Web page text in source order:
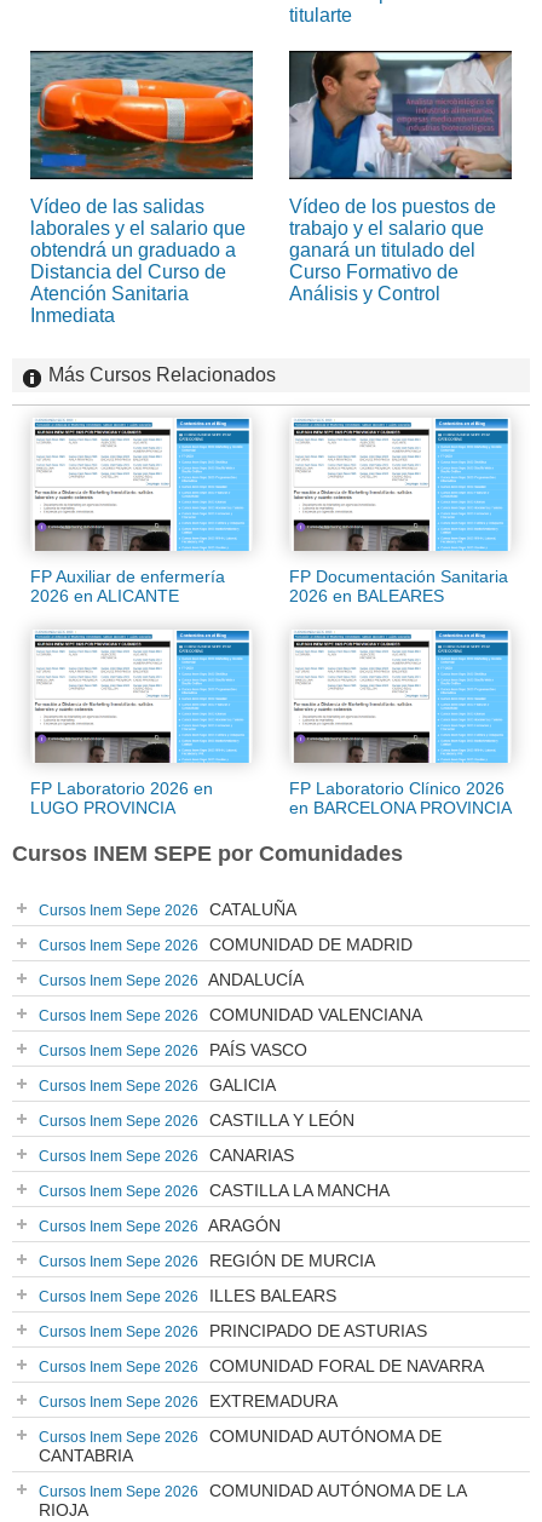
titularte
Vídeo de las salidas
laborales y el salario que
obtendrá un graduado a
Distancia del Curso de
Atención Sanitaria
Inmediata
Vídeo de los puestos de
trabajo y el salario que
ganará un titulado del
Curso Formativo de
Análisis y Control
Más Cursos Relacionados
FP Auxiliar de enfermería
2026 en ALICANTE
FP Documentación Sanitaria
2026 en BALEARES
FP Laboratorio 2026 en
LUGO PROVINCIA
FP Laboratorio Clínico 2026
en BARCELONA PROVINCIA
Cursos INEM SEPE por Comunidades
Cursos Inem Sepe 2026 CATALUÑA
Cursos Inem Sepe 2026 COMUNIDAD DE MADRID
Cursos Inem Sepe 2026 ANDALUCÍA
Cursos Inem Sepe 2026 COMUNIDAD VALENCIANA
Cursos Inem Sepe 2026 PAÍS VASCO
Cursos Inem Sepe 2026 GALICIA
Cursos Inem Sepe 2026 CASTILLA Y LEÓN
Cursos Inem Sepe 2026 CANARIAS
Cursos Inem Sepe 2026 CASTILLA LA MANCHA
Cursos Inem Sepe 2026 ARAGÓN
Cursos Inem Sepe 2026 REGIÓN DE MURCIA
Cursos Inem Sepe 2026 ILLES BALEARS
Cursos Inem Sepe 2026 PRINCIPADO DE ASTURIAS
Cursos Inem Sepe 2026 COMUNIDAD FORAL DE NAVARRA
Cursos Inem Sepe 2026 EXTREMADURA
Cursos Inem Sepe 2026
COMUNIDAD AUTÓNOMA DE
CANTABRIA
Cursos Inem Sepe 2026
COMUNIDAD AUTÓNOMA DE LA
RIOJA